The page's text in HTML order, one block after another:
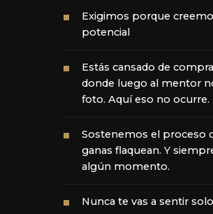
Exigimos porque
potencial
Estás cansado de
donde luego al mentor
foto. Aquí eso no ocurre.
Sostenemos el proceso
ganas flaquean. Y
algún momento.
Nunca te vas a sentir